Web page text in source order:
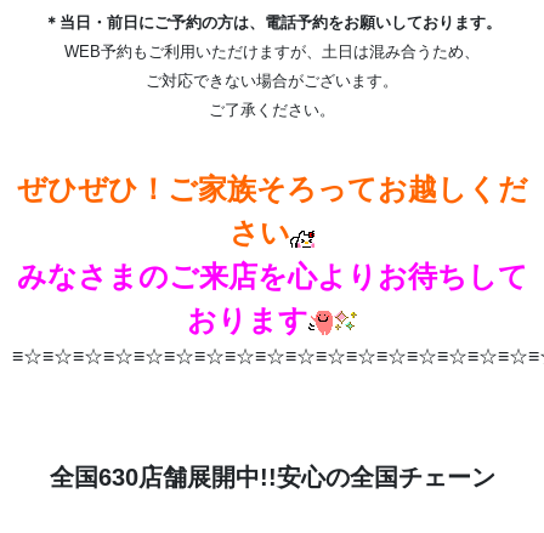
＊当日・前日にご予約の方は、電話予約をお願いしております。
WEB予約もご利用いただけますが、土日は混み合うため、
ご対応できない場合がございます。
ご了承ください。
ぜひぜひ！ご家族そろってお越しくだ
さい
みなさまのご来店を心よりお待ちして
おります
全国630店舗展開中!!安心の全国チェーン